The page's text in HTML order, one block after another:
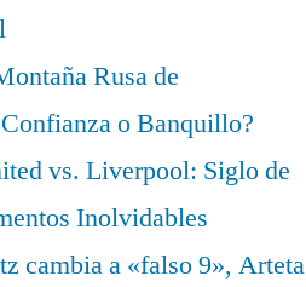
Rusa de
o Banquillo?
vs. Liverpool: Siglo de
Inolvidables
cambia a «falso 9», Arteta